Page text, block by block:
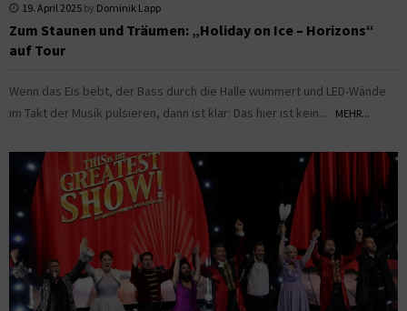
19. April 2025 by Dominik Lapp
Zum Staunen und Träumen: „Holiday on Ice – Horizons“
auf Tour
Wenn das Eis bebt, der Bass durch die Halle wummert und LED-Wände
im Takt der Musik pulsieren, dann ist klar: Das hier ist kein...
MEHR...